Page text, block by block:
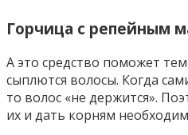
Горчица с репейным
А это средство поможет
сыплются волосы. Когда
то волос «не держится».
их и дать корням